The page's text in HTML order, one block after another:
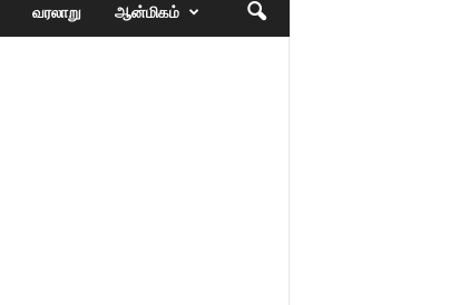
வரலாறு ஆன்மிகம்